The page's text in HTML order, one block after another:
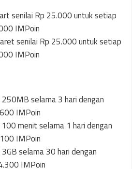
senilai Rp 25.000 untuk setiap
IMPoin
senilai Rp 25.000 untuk setiap
IMPoin
selama 3 hari dengan
IMPoin
menit selama 1 hari dengan
IMPoin
selama 30 hari dengan
IMPoin